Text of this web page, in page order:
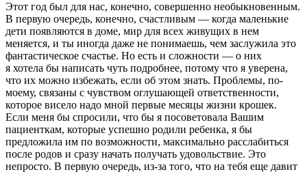
Этот год был для нас, конечно, совершенно необыкновенным.
В первую очередь, конечно, счастливым — когда маленькие
дети появляются в доме, мир для всех живущих в нем
меняется, и ты иногда даже не понимаешь, чем заслужила это
фантастическое счастье. Но есть и сложности — о них
я хотела бы написать чуть подробнее, потому что я уверена,
что их можно избежать, если об этом знать. Проблемы, по-
моему, связаны с чувством оглушающей ответственности,
которое висело надо мной первые месяцы жизни крошек.
Если меня бы спросили, что бы я посоветовала Вашим
пациенткам, которые успешно родили ребенка, я бы
предложила им по возможности, максимально расслабиться
после родов и сразу начать получать удовольствие. Это
непросто. В первую очередь, из-за того, что на тебя еще давит